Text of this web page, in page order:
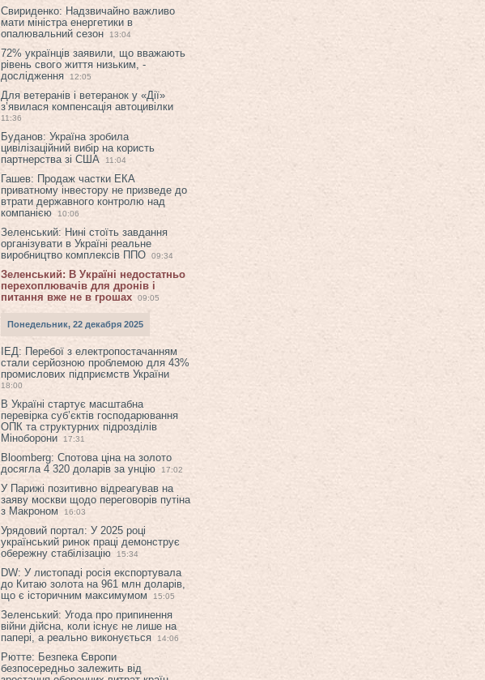
Свириденко: Надзвичайно важливо
мати міністра енергетики в
опалювальний сезон
13:04
72% українців заявили, що вважають
рівень свого життя низьким, -
дослідження
12:05
Для ветеранів і ветеранок у «Дії»
з’явилася компенсація автоцивілки
11:36
Буданов: Україна зробила
цивілізаційний вибір на користь
партнерства зі США
11:04
Гашев: Продаж частки ЕКА
приватному інвестору не призведе до
втрати державного контролю над
компанією
10:06
Зеленський: Нині стоїть завдання
організувати в Україні реальне
виробництво комплексів ППО
09:34
Зеленський: В Україні недостатньо
перехоплювачів для дронів і
питання вже не в грошах
09:05
Понедельник, 22 декабря 2025
ІЕД: Перебої з електропостачанням
стали серйозною проблемою для 43%
промислових підприємств України
18:00
В Україні стартує масштабна
перевірка суб’єктів господарювання
ОПК та структурних підрозділів
Міноборони
17:31
Bloomberg: Спотова ціна на золото
досягла 4 320 доларів за унцію
17:02
У Парижі позитивно відреагував на
заяву москви щодо переговорів путіна
з Макроном
16:03
Урядовий портал: У 2025 році
український ринок праці демонструє
обережну стабілізацію
15:34
DW: У листопаді росія експортувала
до Китаю золота на 961 млн доларів,
що є історичним максимумом
15:05
Зеленський: Угода про припинення
війни дійсна, коли існує не лише на
папері, а реально виконується
14:06
Рютте: Безпека Європи
безпосередньо залежить від